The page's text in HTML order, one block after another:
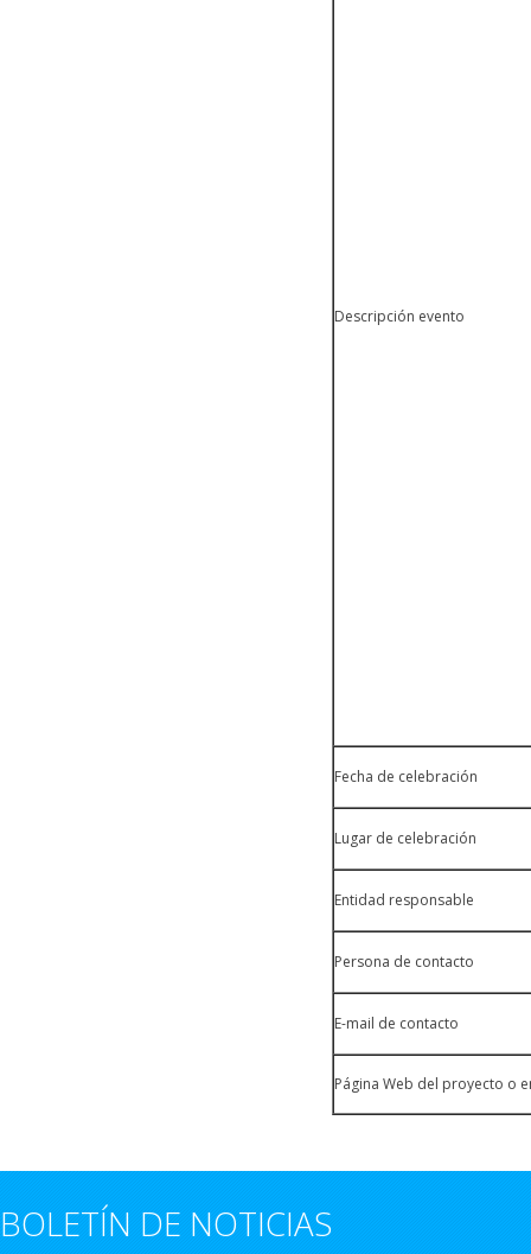
Descripción evento
Fecha de celebración
Lugar de celebración
Entidad responsable
Persona de contacto
E-mail de contacto
Página Web del proyecto o
BOLETÍN DE NOTICIAS